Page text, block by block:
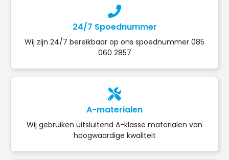
24/7 Spoednummer
Wij zijn 24/7 bereikbaar op ons spoednummer 085
060 2857
A-materialen
Wij gebruiken uitsluitend A-klasse materialen van
hoogwaardige kwaliteit